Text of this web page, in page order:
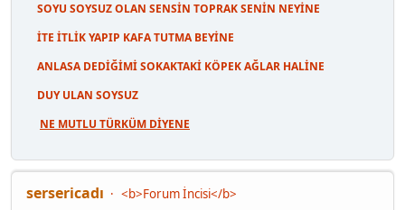
SOYU SOYSUZ OLAN SENSİN TOPRAK SENİN NEYİNE
İTE İTLİK YAPIP KAFA TUTMA BEYİNE
ANLASA DEDİĞİMİ SOKAKTAKİ KÖPEK AĞLAR HALİNE
DUY ULAN SOYSUZ
NE MUTLU TÜRKÜM DİYENE
sersericadı
<b>Forum İncisi</b>